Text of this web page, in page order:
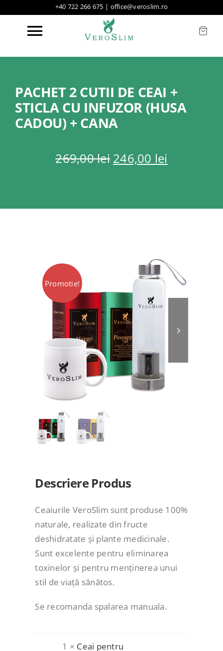
content
+40 722 266 675 | office@veroslim.ro
Toggle
Produse
Mass Media
Locatii Veroslim
PACHET 2 CUTII DE CEAI +
STICLA CU INFUZOR (HUSA
CADOU) + CANA
269,00lei Prețul
inițial
269,00 lei.
246,00 lei
curent
Promotie!
Descriere Produs
Ceaiurile VeroSlim sunt produse 100%
naturale, realizate din fructe
deshidratate și plante medicinale.
Sunt excelente pentru eliminarea
toxinelor și pentru menținerea unui
stil de viață sănătos.
Se recomanda spalarea manuala.
1 × Ceai pentru